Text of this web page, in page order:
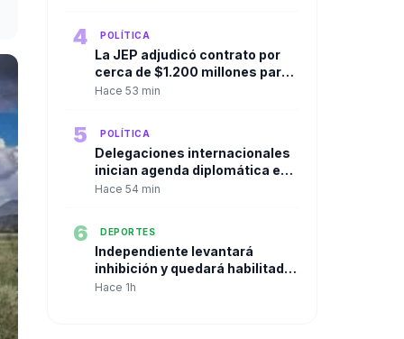
contratación de última hora
4 POLÍTICA
La JEP adjudicó contrato por
cerca de $1.200 millones para
el bienestar de sus
Hace 53 min
5 POLÍTICA
Delegaciones internacionales
inician agenda diplomática en
Cali antes de la posesión
Hace 54 min
6 DEPORTES
Independiente levantará
inhibición y quedará habilitado
el arquero Santiago Mele
Hace 1h